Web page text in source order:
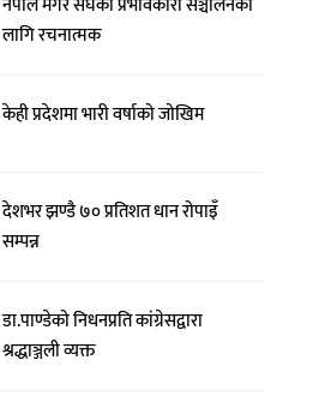
लागि रचनात्मक
केही प्रदेशमा भारी वर्षाको जोखिम
देशभर झण्डै ७० प्रतिशत धान रोपाइँ
सम्पन्न
डा.पाण्डेको निधनप्रति कांग्रेसद्वारा
श्रद्धाञ्जली व्यक्त